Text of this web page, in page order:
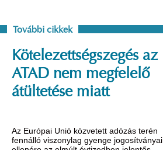
További cikkek
Kötelezettségszegés az
ATAD nem megfelelő
átültetése miatt
Az Európai Unió közvetett adózás terén
fennálló viszonylag gyenge jogosítványai